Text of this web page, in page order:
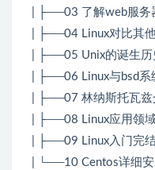
| ├──03 了解web服
| ├──04 Linux对比其
| ├──05 Unix的诞生
| ├──06 Linux与bsd
| ├──07 林纳斯托瓦
| ├──08 Linux应用领
| ├──09 Linux入门完
| └──10 Centos详细